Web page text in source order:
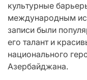
культурные
международным
записи были
его талант и
национального
Азербайджана.